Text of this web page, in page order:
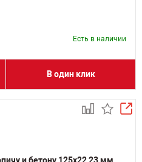
Есть в наличии
В один клик